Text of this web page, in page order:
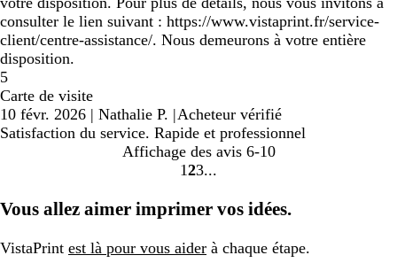
consulter le lien suivant : https://www.vistaprint.fr/service-
client/centre-assistance/. Nous demeurons à votre entière
disposition.
5
Carte de visite
10 févr. 2026 | Nathalie P. |Acheteur vérifié
Satisfaction du service. Rapide et professionnel
Affichage des avis 6-10
aller
la
1
1 aller
la
2
2aller
la
3
3
Vous allez aimer imprimer vos idées.
VistaPrint est là pour vous aider à chaque étape.